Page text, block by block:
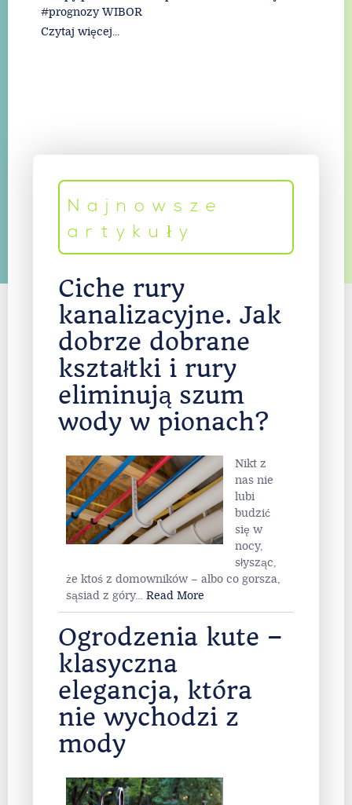
prognozy WIBOR
Czytaj więcej...
Najnowsze
artykuły
Ciche rury
kanalizacyjne. Jak
dobrze dobrane
kształtki i rury
eliminują szum
wody w pionach?
Nikt z
nas nie
lubi
budzić
się w
nocy,
słysząc,
że ktoś z domowników – albo co gorsza,
sąsiad z góry… Read More
Ogrodzenia kute –
klasyczna
elegancja, która
nie wychodzi z
mody